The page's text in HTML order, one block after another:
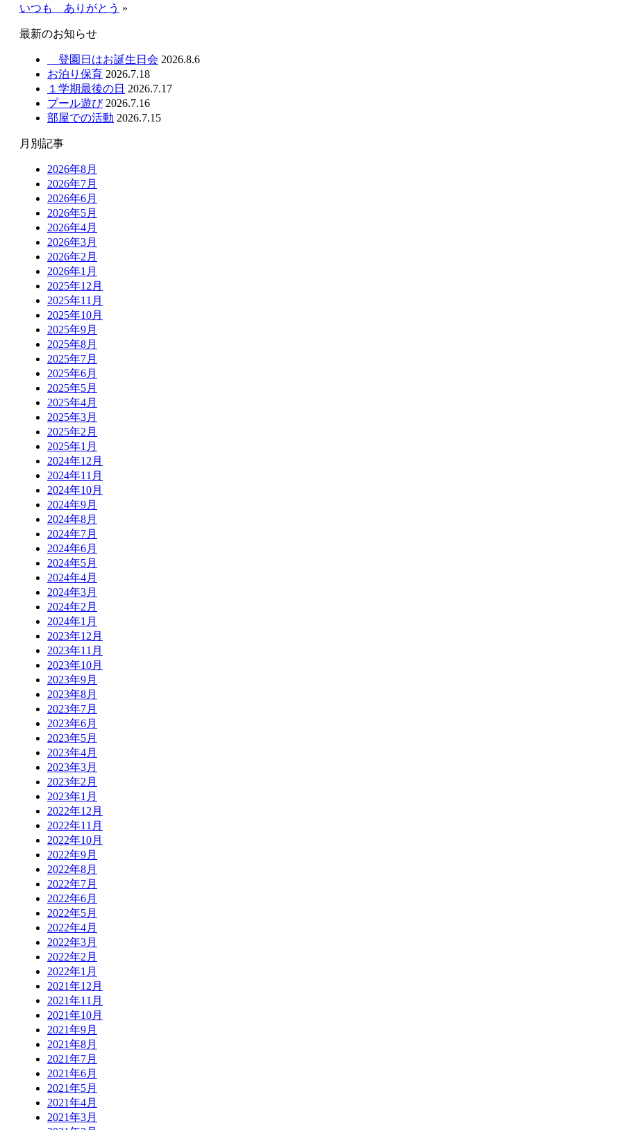
いつも ありがとう »
最新のお知らせ
登園日はお誕生日会 2026.8.6
お泊り保育 2026.7.18
１学期最後の日 2026.7.17
プール遊び 2026.7.16
部屋での活動 2026.7.15
月別記事
2026年8月
2026年7月
2026年6月
2026年5月
2026年4月
2026年3月
2026年2月
2026年1月
2025年12月
2025年11月
2025年10月
2025年9月
2025年8月
2025年7月
2025年6月
2025年5月
2025年4月
2025年3月
2025年2月
2025年1月
2024年12月
2024年11月
2024年10月
2024年9月
2024年8月
2024年7月
2024年6月
2024年5月
2024年4月
2024年3月
2024年2月
2024年1月
2023年12月
2023年11月
2023年10月
2023年9月
2023年8月
2023年7月
2023年6月
2023年5月
2023年4月
2023年3月
2023年2月
2023年1月
2022年12月
2022年11月
2022年10月
2022年9月
2022年8月
2022年7月
2022年6月
2022年5月
2022年4月
2022年3月
2022年2月
2022年1月
2021年12月
2021年11月
2021年10月
2021年9月
2021年8月
2021年7月
2021年6月
2021年5月
2021年4月
2021年3月